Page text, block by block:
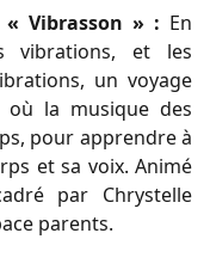
Vibrasson » : En
vibrations, et les
un voyage
où la musique des
pour apprendre à
et sa voix. Animé
par Chrystelle
parents.